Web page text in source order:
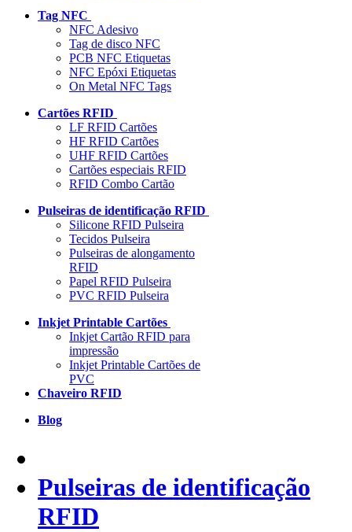
Tag NFC
NFC Adesivo
Tag de disco NFC
PCB NFC Etiquetas
NFC Epóxi Etiquetas
On Metal NFC Tags
Cartões RFID
LF RFID Cartões
HF RFID Cartões
UHF RFID Cartões
Cartões especiais RFID
RFID Combo Cartão
Pulseiras de identificação RFID
Silicone RFID Pulseira
Tecidos Pulseira
Pulseiras de alongamento
RFID
Papel RFID Pulseira
PVC RFID Pulseira
Inkjet Printable Cartões
Inkjet Cartão RFID para
impressão
Inkjet Printable Cartões de
PVC
Chaveiro RFID
Blog
Pulseiras de identificação
RFID